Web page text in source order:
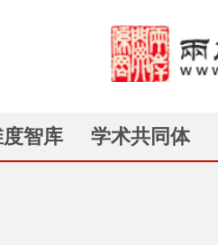
智库 学术共同体